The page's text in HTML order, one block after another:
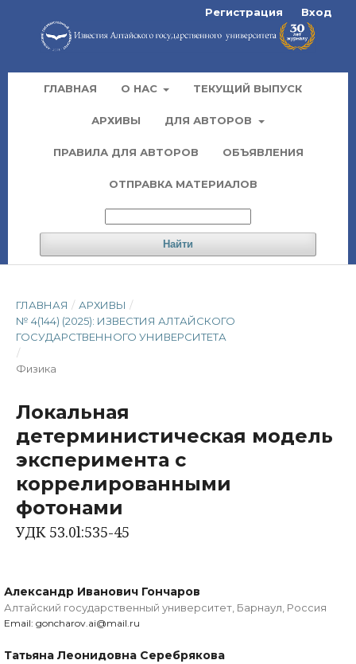
ГЛАВНАЯ О НАС ТЕКУЩИЙ ВЫПУСК
АРХИВЫ ДЛЯ АВТОРОВ
ПРАВИЛА ДЛЯ АВТОРОВ ОБЪЯВЛЕНИЯ
ОТПРАВКА МАТЕРИАЛОВ
Найти
Регистрация Вход
ГЛАВНАЯ / АРХИВЫ /
№ 4(144) (2025): ИЗВЕСТИЯ АЛТАЙСКОГО
ГОСУДАРСТВЕННОГО УНИВЕРСИТЕТА
/
Физика
Локальная
детерминистическая модель
эксперимента с
коррелированными
фотонами
УДК 53.0l:535-45
Александр Иванович Гончаров
Алтайский государственный университет, Барнаул, Россия
Email: goncharov.ai@mail.ru
Татьяна Леонидовна Серебрякова